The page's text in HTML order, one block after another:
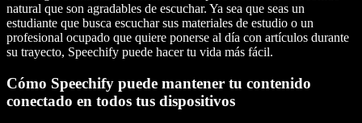
natural que son agradables de escuchar. Ya sea que seas un
estudiante que busca escuchar sus materiales de estudio o un
profesional ocupado que quiere ponerse al día con artículos durante
su trayecto, Speechify puede hacer tu vida más fácil.
Cómo Speechify puede mantener tu contenido
conectado en todos tus dispositivos